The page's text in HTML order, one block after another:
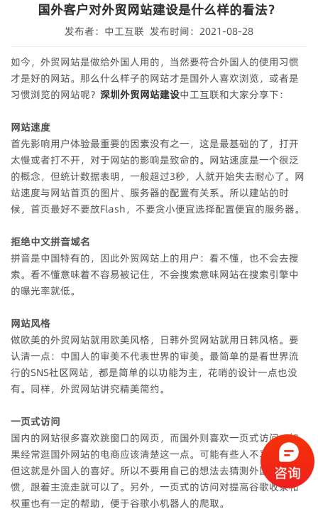
国外客户对外贸网站建设是什么样的看法？
发布者：中工互联 发布时间：2021-08-28
如今，外贸网站是做给外国人用的，当然要符合外国人的使用习惯
才是好的网站。那么什么样子的网站才是国外人喜欢浏览，或者是
习惯浏览的网站呢？ 深圳外贸网站建设中工互联和大家分享下：
网站速度
首先影响用户体验最重要的因素没有之一，这是最基础的了，打开
太慢或者打不开，对于网站的影响是致命的。网站速度是一个很泛
的概念，但统计数据表明，一般超过3秒，人就开始失去耐心了。网
站速度与网站首页的图片、服务器的配置有关系。所以建站的时
候，首页最好不要放Flash，不要贪小便宜选择配置便宜的服务器。
拒绝中文拼音域名
拼音是中国特有的，因此外贸网站上的用户：看不懂，也不会去搜
索。看不懂意味着不容易被记住，不会搜索意味网站在搜索引擎中
的曝光率就低。
网站风格
做欧美的外贸网站就用欧美风格，日韩外贸网站就用日韩风格。要
认清一点：中国人的审美不代表世界的审美。最简单的是看世界流
行的SNS社区网站，都是简单的以功能为主，花哨的设计一点也没
有。同样，外贸网站讲究精美简约。
一页式访问
国内的网站很多喜欢跳窗口的网页，而国外则喜欢一页式访问。如
果经常逛国外网站的电商应该清楚这一点。可能有些人不习惯用，
但这就是外国人的喜好。所以不要用自己的想法去猜测外国人的习
惯，跟着主流走就可以了。另外，一页式的访问对提高谷歌收录和
权重也有一定的帮助，便于谷歌小机器人的爬取。